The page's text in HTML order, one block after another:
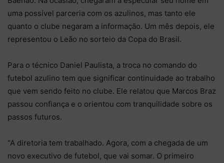
uma possível parceria com os azulinos, mas tanto ele
quanto o clube negaram a informação. Um mês depois, ele
representou o Leão no sorteio da Copa do Brasil.
Para o técnico Daniel Paulista, a troca no comando do
futebol azulino tem que significar continuidade ao trabalho
que vem sendo feito no clube. Ele relatou que Marcos Braz
passou confiança e o orientou com tranquilidade sobre os
passos futuros.
“A diretoria tem trabalhado. Agora, com a chegada de um
novo executivo de futebol, que vai somar. O primeiro